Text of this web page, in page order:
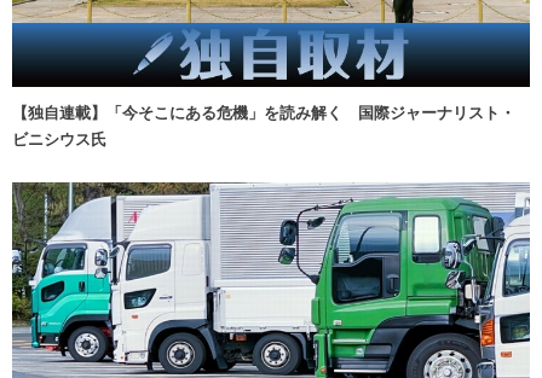
【独自連載】「今そこにある危機」を読み解く 国際ジャーナリスト・
ビニシウス氏